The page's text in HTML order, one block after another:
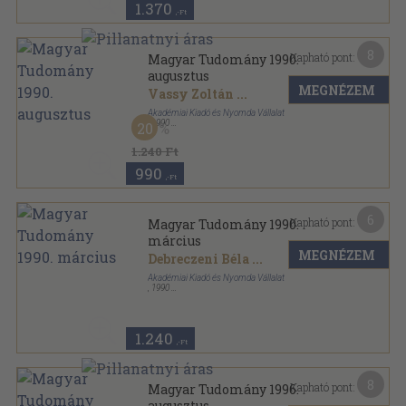
1.370 ,-Ft
Magyar Tudomány 1990.
augusztus
Vassy Zoltán ...
Akadémiai Kiadó és Nyomda Vállalat
, 1990
Ragasztott papírkötés
Magyar Tudomány sorozat
1.240 Ft
20
990 ,-Ft
Kapható pont:
MEGNÉZEM
Magyar Tudomány 1990.
március
Debreczeni Béla ...
Akadémiai Kiadó és Nyomda Vállalat
1990
1.240 ,-Ft
Kapható pont:
MEGNÉZEM
Magyar Tudomány 1996.Kapható pont: